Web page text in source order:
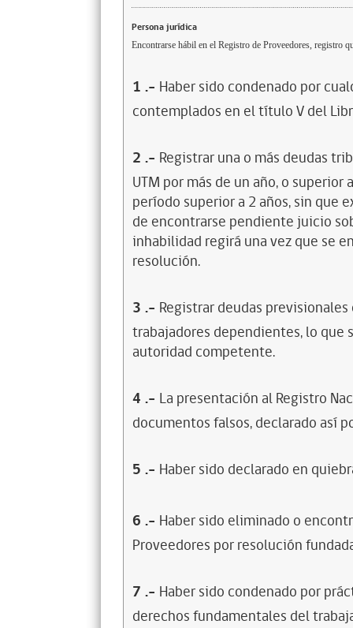
Persona jurídica
Encontrarse hábil en el Registro de Proveedores, registro
1 .- Haber sido condenado por
contemplados en el título V del
2 .- Registrar una o más deudas
UTM por más de un año, o
período superior a 2 años, sin que
de encontrarse pendiente juicio
inhabilidad regirá una vez que se
resolución.
3 .- Registrar deudas
trabajadores dependientes, lo
autoridad competente.
4 .- La presentación al Registro
documentos falsos, declarado así
5 .- Haber sido declarado en
6 .- Haber sido eliminado o
Proveedores por resolución
7 .- Haber sido condenado por
derechos fundamentales del